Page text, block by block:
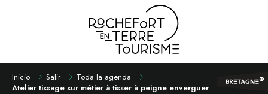
Inicio Salir
Toda la agenda
Atelier tissage sur métier à tisser à peigne enverguer